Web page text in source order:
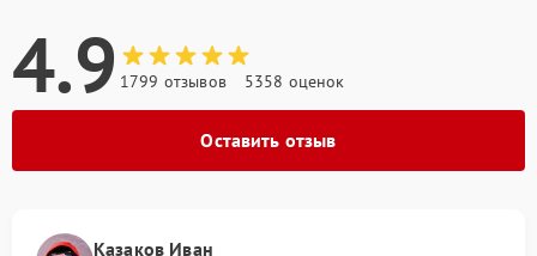
4.9 1799 отзывов 5358 оценок
Оставить отзыв
Казаков Иван